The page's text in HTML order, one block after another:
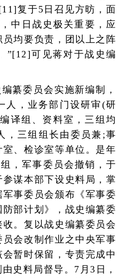
复于5日召见方昉，面
中日战史极关重要，应
均要负责，团以上之阵
”[12]可见蒋对于战史编
委员会实施新编制，
人，业务部门设研审(研
译组、资料室，三组均
，三组组长由委员兼;事
、检诊室等单位。是年
，军事委员会撤销，于
谋本部下设史料局，掌
事委员会颁布《军事委
部计划》，战史编纂委
。复以战史编纂委员会
会改制作业之中央军事
暂时保留，专责完成中
史料局督导。7月3日，